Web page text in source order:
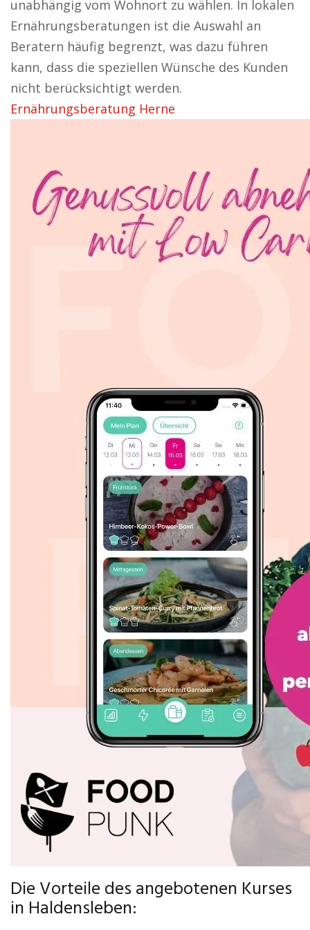
unabhängig vom Wohnort zu wählen. In lokalen
Ernährungsberatungen ist die Auswahl an
Beratern häufig begrenzt, was dazu führen
kann, dass die speziellen Wünsche des Kunden
nicht berücksichtigt werden.
Ernährungsberatung Herne
Die Vorteile des angebotenen Kurses
in Haldensleben: